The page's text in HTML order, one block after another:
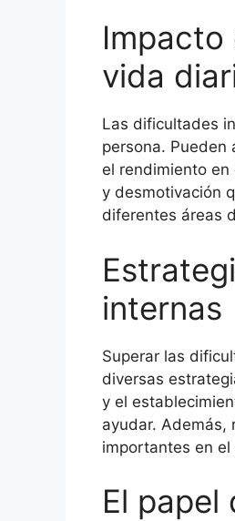
Impacto
vida
Las dificultades
persona. Pueden
el rendimiento
y desmotivación
diferentes áreas
internas
Superar las
diversas
y el
ayudar. Además,
importantes en
El papel